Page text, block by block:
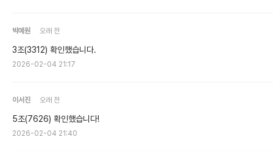
박예원 오래 전
3조(3312) 확인했습니다.
2026-02-04 21:17
이서진 오래 전
5조(7626) 확인했습니다!
2026-02-04 21:40